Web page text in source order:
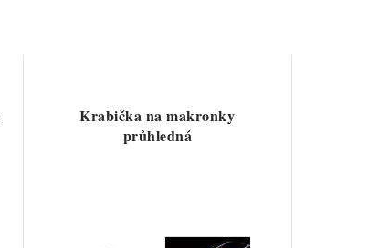
Krabička na makronky
průhledná